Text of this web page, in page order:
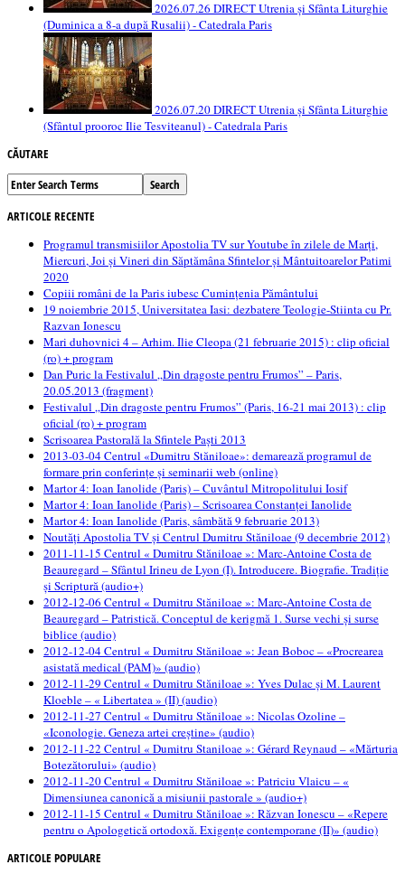
2026.07.26 DIRECT Utrenia și Sfânta Liturghie
(Duminica a 8-a după Rusalii) - Catedrala Paris
2026.07.20 DIRECT Utrenia și Sfânta Liturghie
(Sfântul prooroc Ilie Tesviteanul) - Catedrala Paris
CĂUTARE
ARTICOLE RECENTE
Programul transmisiilor Apostolia TV sur Youtube în zilele de Marți,
Miercuri, Joi și Vineri din Săptămâna Sfintelor și Mântuitoarelor Patimi
2020
Copiii români de la Paris iubesc Cumințenia Pământului
19 noiembrie 2015, Universitatea Iasi: dezbatere Teologie-Stiinta cu Pr.
Razvan Ionescu
Mari duhovnici 4 – Arhim. Ilie Cleopa (21 februarie 2015) : clip oficial
(ro) + program
Dan Puric la Festivalul „Din dragoste pentru Frumos” – Paris,
20.05.2013 (fragment)
Festivalul „Din dragoste pentru Frumos” (Paris, 16-21 mai 2013) : clip
oficial (ro) + program
Scrisoarea Pastorală la Sfintele Paști 2013
2013-03-04 Centrul «Dumitru Stăniloae»: demarează programul de
formare prin conferințe și seminarii web (online)
Martor 4: Ioan Ianolide (Paris) – Cuvântul Mitropolitului Iosif
Martor 4: Ioan Ianolide (Paris) – Scrisoarea Constanței Ianolide
Martor 4: Ioan Ianolide (Paris, sâmbătă 9 februarie 2013)
Noutăți Apostolia TV și Centrul Dumitru Stăniloae (9 decembrie 2012)
2011-11-15 Centrul « Dumitru Stăniloae »: Marc-Antoine Costa de
Beauregard – Sfântul Irineu de Lyon (I). Introducere. Biografie. Tradiție
și Scriptură (audio+)
2012-12-06 Centrul « Dumitru Stăniloae »: Marc-Antoine Costa de
Beauregard – Patristică. Conceptul de kerigmă 1. Surse vechi și surse
biblice (audio)
2012-12-04 Centrul « Dumitru Stăniloae »: Jean Boboc – «Procrearea
asistată medical (PAM)» (audio)
2012-11-29 Centrul « Dumitru Stăniloae »: Yves Dulac și M. Laurent
Kloeble – « Libertatea » (II) (audio)
2012-11-27 Centrul « Dumitru Stăniloae »: Nicolas Ozoline –
«Iconologie. Geneza artei creștine» (audio)
2012-11-22 Centrul « Dumitru Staniloae »: Gérard Reynaud – «Mărturia
Botezătorului» (audio)
2012-11-20 Centrul « Dumitru Stăniloae »: Patriciu Vlaicu – «
Dimensiunea canonică a misiunii pastorale » (audio+)
2012-11-15 Centrul « Dumitru Stăniloae »: Răzvan Ionescu – «Repere
pentru o Apologetică ortodoxă. Exigențe contemporane (II)» (audio)
ARTICOLE POPULARE